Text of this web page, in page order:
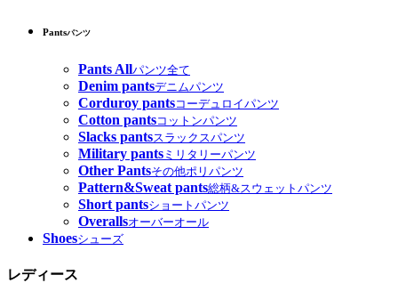
Pantsパンツ
Pants Allパンツ全て
Denim pantsデニムパンツ
Corduroy pantsコーデュロイパンツ
Cotton pantsコットンパンツ
Slacks pantsスラックスパンツ
Military pants ミリタリーパンツ
Other Pantsその他ポリパンツ
Pattern&Sweat pants総柄&スウェットパンツ
Short pantsショートパンツ
Overallsオーバーオール
Shoesシューズ
レディース